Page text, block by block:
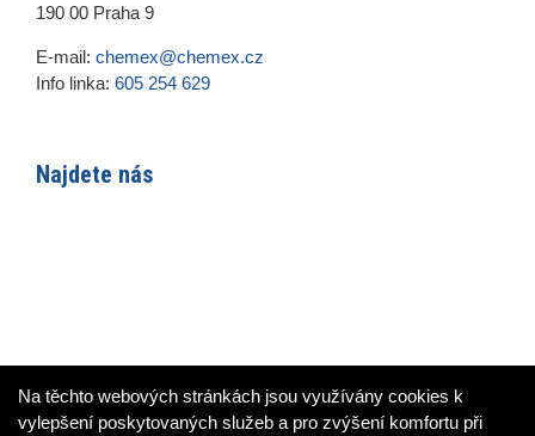
190 00 Praha 9
E-mail: chemex@chemex.cz
Info linka: 605 254 629
Najdete nás
Na těchto webových stránkách jsou využívány cookies k
vylepšení poskytovaných služeb a pro zvýšení komfortu při